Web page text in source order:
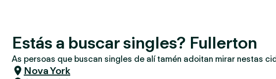
Estás a buscar singles? Fullerton
As persoas que buscan singles de alí tamén adoitan mirar nestas
Nova York